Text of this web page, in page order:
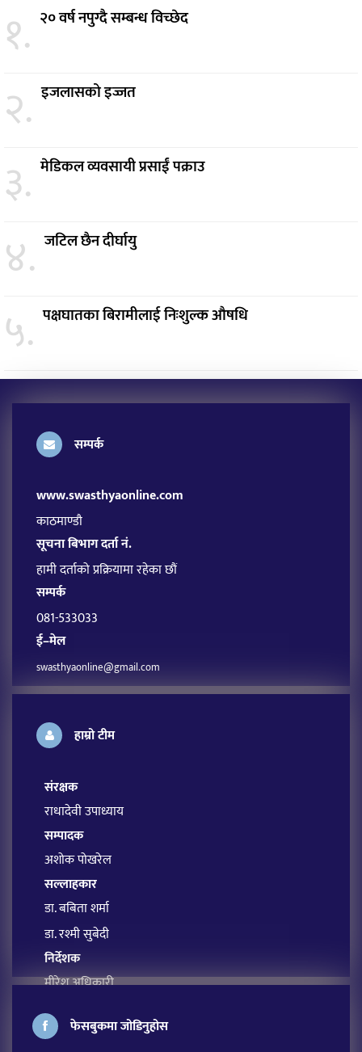
१. २० वर्ष नपुग्दै सम्बन्ध विच्छेद
२. इजलासको इज्जत
३. मेडिकल व्यवसायी प्रसाईं पक्राउ
४. जटिल छैन दीर्घायु
५. पक्षघातका बिरामीलाई निःशुल्क औषधि
सम्पर्क
www.swasthyaonline.com
काठमाण्डौ
सूचना बिभाग दर्ता नं.
हामी दर्ताको प्रक्रियामा रहेका छौं
सम्पर्क
081-533033
ई–मेल
swasthyaonline@gmail.com
हाम्रो टीम
संरक्षक
राधादेवी उपाध्याय
सम्पादक
अशोक पोखरेल
सल्लाहकार
डा. बबिता शर्मा
डा. रश्मी सुबेदी
निर्देशक
मीरेश अधिकारी
सावित्रा आचार्य
फेसबुकमा जोडिनुहोस